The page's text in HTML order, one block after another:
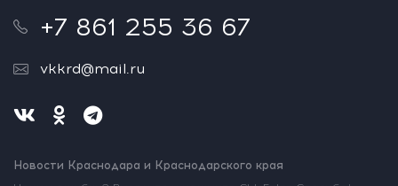
+7 861 255 36 67
vkkrd@mail.ru
Новости Краснодара и Краснодарского края